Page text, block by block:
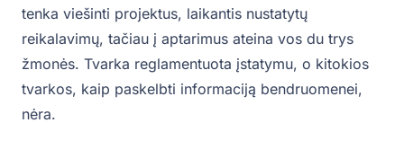
tenka viešinti projektus, laikantis nustatytų
reikalavimų, tačiau į aptarimus ateina vos du trys
žmonės. Tvarka reglamentuota įstatymu, o kitokios
tvarkos, kaip paskelbti informaciją bendruomenei,
nėra.